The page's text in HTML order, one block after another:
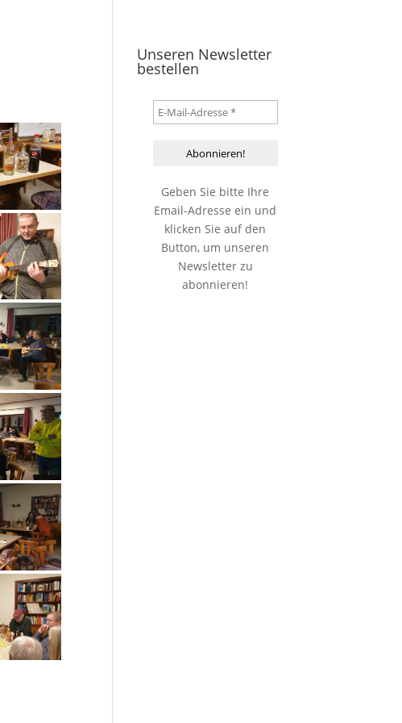
Unseren Newsletter
bestellen
Geben Sie bitte Ihre
Email-Adresse ein und
klicken Sie auf den
Button, um unseren
Newsletter zu
abonnieren!